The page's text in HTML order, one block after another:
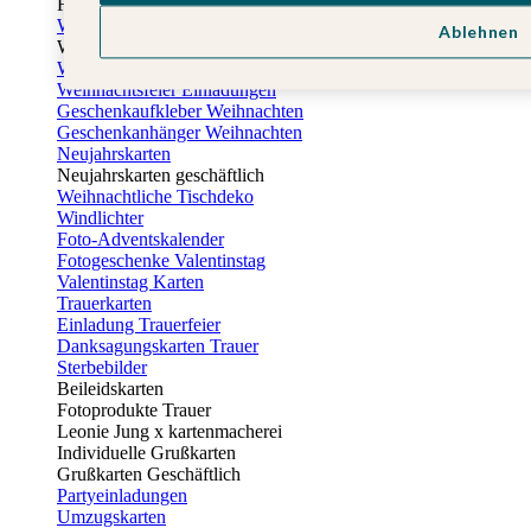
Fotogeschenke zu Ostern
Weihnachtskarten
Weihnachtskarten selbst gestalten
Weihnachtskarten geschäftlich
Weihnachtsfeier Einladungen
Geschenkaufkleber Weihnachten
Geschenkanhänger Weihnachten
Neujahrskarten
Neujahrskarten geschäftlich
Weihnachtliche Tischdeko
Windlichter
Foto-Adventskalender
Fotogeschenke Valentinstag
Valentinstag Karten
Trauerkarten
Einladung Trauerfeier
Danksagungskarten Trauer
Sterbebilder
Beileidskarten
Fotoprodukte Trauer
Leonie Jung x kartenmacherei
Individuelle Grußkarten
Grußkarten Geschäftlich
Partyeinladungen
Umzugskarten
Ablehnen